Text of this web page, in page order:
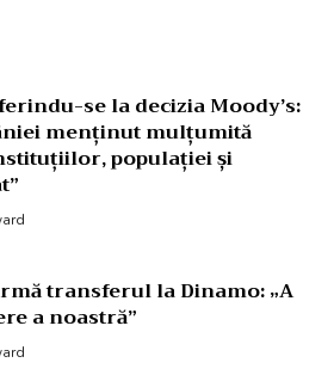
se la decizia Moody’s:
menținut mulțumită
populației și
transferul la Dinamo: „A
a noastră”